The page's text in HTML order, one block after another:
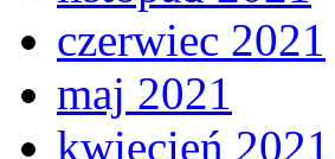
czerwiec 2021
maj 2021
kwiecień 2021